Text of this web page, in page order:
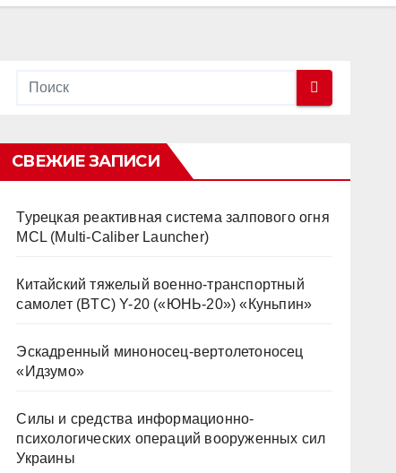
СВЕЖИЕ ЗАПИСИ
Турецкая реактивная система залпового огня
MCL (Multi-Caliber Launcher)
Китайский тяжелый военно-транспортный
самолет (BTC) Y-20 («ЮНЬ-20») «Куньпин»
Эскадренный миноносец-вертолетоносец
«Идзумо»
Силы и средства информационно-
психологических операций вооруженных сил
Украины